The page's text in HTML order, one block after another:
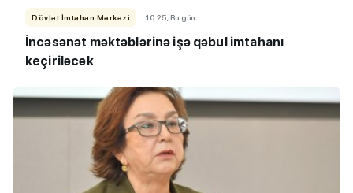
Dövlət İmtahan Mərkəzi 10:25, Bu gün
İncəsənət məktəblərinə işə qəbul imtahanı
keçiriləcək